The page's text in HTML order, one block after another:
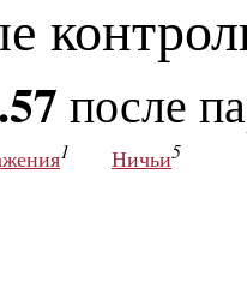
после
1 Ничьи5